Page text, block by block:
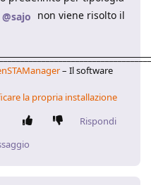
@sajo non viene risolto il
– Il software
la propria installazione
Rispondi